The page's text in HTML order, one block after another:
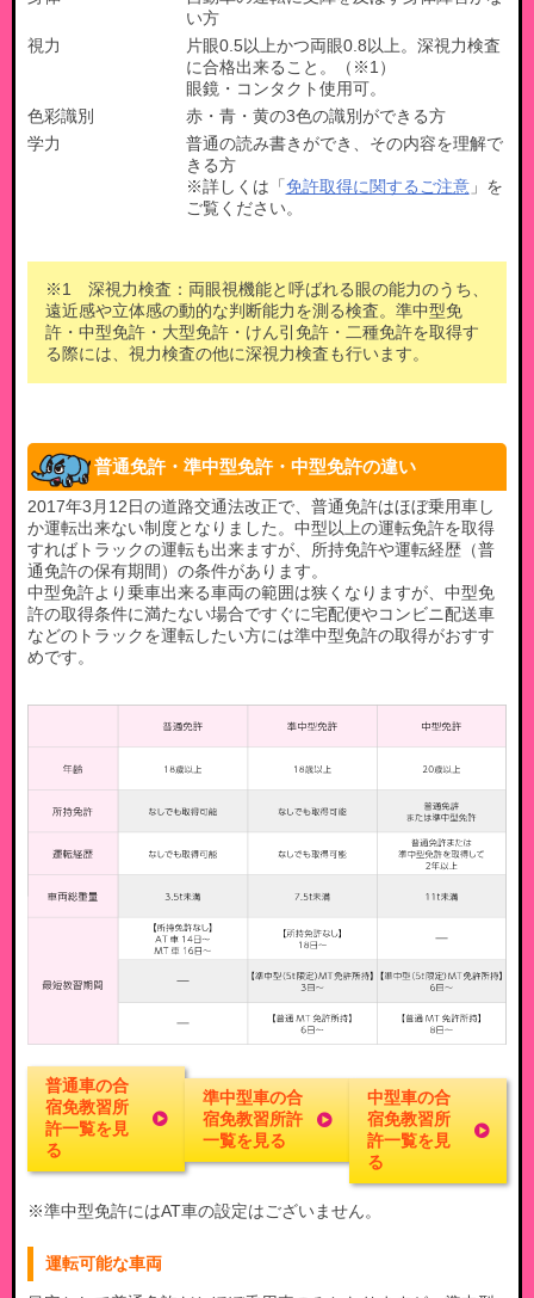
い方
視力
片眼0.5以上かつ両眼0.8以上。深視力検査
に合格出来ること。（※1）
眼鏡・コンタクト使用可。
色彩識別
赤・青・黄の3色の識別ができる方
学力
普通の読み書きができ、その内容を理解で
きる方
※詳しくは「 免許取得に関するご注意」を
ご覧ください。
※1 深視力検査：両眼視機能と呼ばれる眼の能力のうち、
遠近感や立体感の動的な判断能力を測る検査。準中型免
許・中型免許・大型免許・けん引免許・二種免許を取得す
る際には、視力検査の他に深視力検査も行います。
普通免許・準中型免許・中型免許の違い
2017年3月12日の道路交通法改正で、普通免許はほぼ乗用車し
か運転出来ない制度となりました。中型以上の運転免許を取得
すればトラックの運転も出来ますが、所持免許や運転経歴（普
通免許の保有期間）の条件があります。
中型免許より乗車出来る車両の範囲は狭くなりますが、中型免
許の取得条件に満たない場合ですぐに宅配便やコンビニ配送車
などのトラックを運転したい方には準中型免許の取得がおすす
めです。
普通車の合
宿免教習所
許一覧を見
る
準中型車の合
宿免教習所許
一覧を見る
中型車の合
宿免教習所
許一覧を見
る
※準中型免許にはAT車の設定はございません。
運転可能な車両